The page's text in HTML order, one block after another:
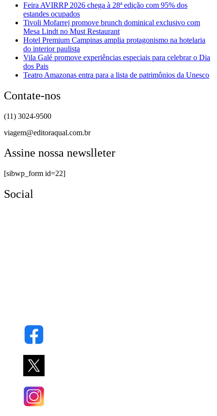
Feira AVIRRP 2026 chega à 28ª edição com 95% dos
estandes ocupados
Tivoli Mofarrej promove brunch dominical exclusivo com
Mesa Lindt no Must Restaurant
Hotel Premium Campinas amplia protagonismo na hotelaria
do interior paulista
Vila Galé promove experiências especiais para celebrar o Dia
dos Pais
Teatro Amazonas entra para a lista de patrimônios da Unesco
Contate-nos
(11) 3024-9500
viagem@editoraqual.com.br
Assine nossa newslleter
[sibwp_form id=22]
Social